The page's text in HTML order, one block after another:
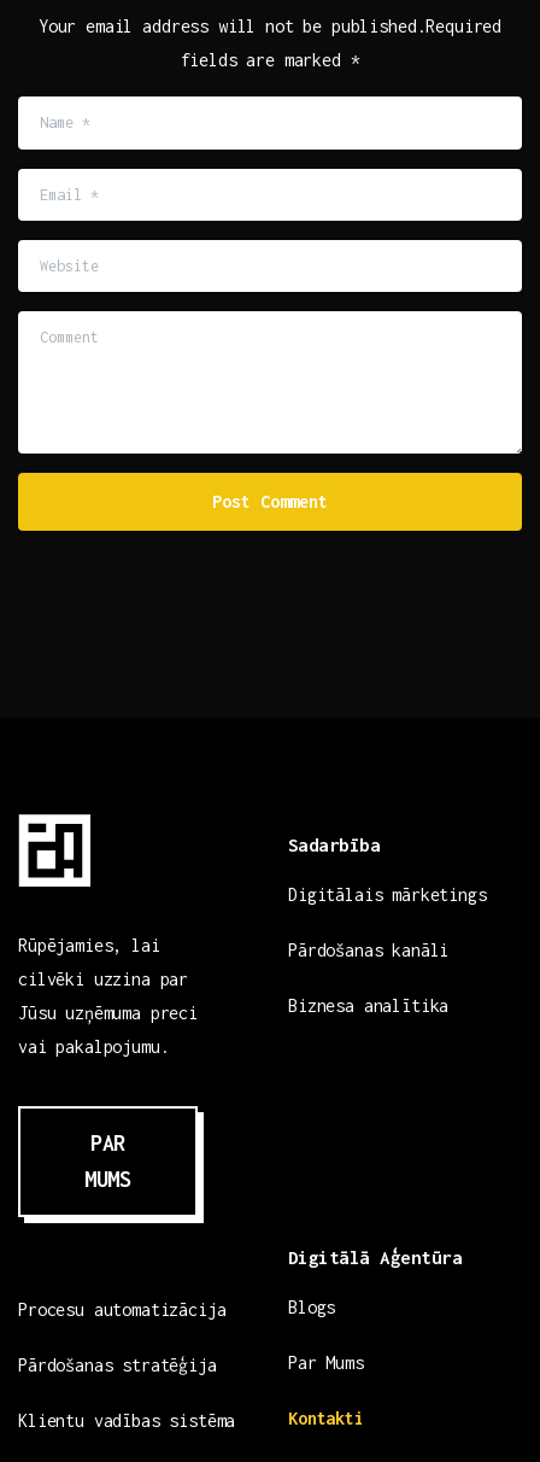
Your email address will not be published.Required
fields are marked *
*
Website
Rūpējamies, lai
cilvēki uzzina par
Jūsu uzņēmuma preci
vai pakalpojumu.
PAR
MUMS
Sadarbība
Digitālais mārketings
Pārdošanas kanāli
Biznesa analītika
Procesu automatizācija
Pārdošanas stratēģija
Klientu vadības sistēma
Digitālā Aģentūra
Blogs
Par Mums
Kontakti